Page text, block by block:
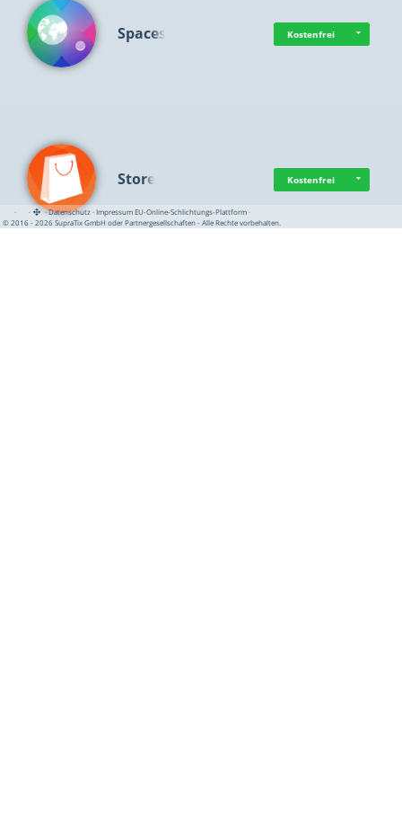
Spaces Kostenfrei
Store Kostenfrei
· · ·Datenschutz·Impressum EU-Online-Schlichtungs-Plattform·
© 2016 - 2026 SupraTix GmbH oder Partnergesellschaften - Alle Rechte vorbehalten.